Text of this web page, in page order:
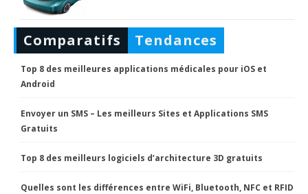
Comparatifs Tendances
Top 8 des meilleures applications médicales pour iOS et
Android
Envoyer un SMS – Les meilleurs Sites et Applications SMS
Gratuits
Top 8 des meilleurs logiciels d’architecture 3D gratuits
Quelles sont les différences entre WiFi, Bluetooth, NFC et RFID